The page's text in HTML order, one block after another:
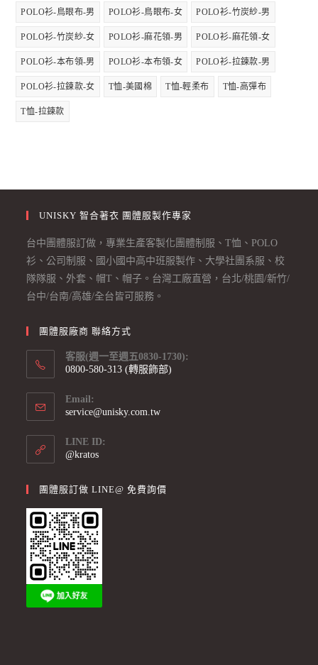
POLO衫-鳥眼布-男 POLO衫-鳥眼布-女 POLO衫-竹炭紗-男
POLO衫-竹炭紗-女 POLO衫-麻花領-男 POLO衫-麻花領-女
POLO衫-本布領-男 POLO衫-本布領-女 POLO衫-拉鍊款-男
POLO衫-拉鍊款-女 T恤-美國棉 T恤-輕柔布 T恤-高彈布
T恤-拉鍊款
UNISKY 智合著衣 團體服製作專家
台中團體服訂做，專業生產客製化團體制服、T恤、POLO
衫、公司制服、國小國中高中班服製作、大學社團系服、校
隊隊服、外套、帽T、帽子。台灣工廠直營，台北/桃園/新竹/
台中/台南/高雄/全台皆可服務。
團體服廠商 聯絡方式
客服(週一至週五0830-1730):
0800-580-313 (轉服飾部)
Email:
service@unisky.com.tw
LINE ID:
@kratos
團體服訂做 LINE@ 免費詢價